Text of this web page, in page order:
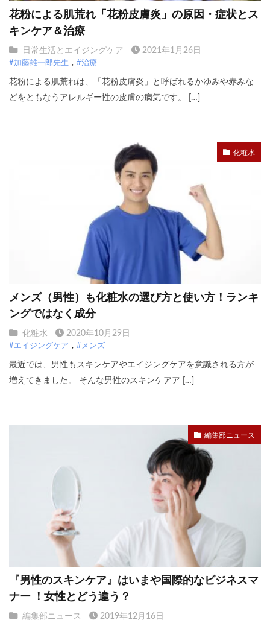
花粉による肌荒れ「花粉皮膚炎」の原因・症状とス
キンケア＆治療
日常生活とエイジングケア 2021年1月26日
#加藤雄一郎先生 #治療
花粉による肌荒れは、「花粉皮膚炎」と呼ばれるかゆみや赤みな
どをともなうアレルギー性の皮膚の病気です。 […]
化粧水
メンズ（男性）も化粧水の選び方と使い方！ランキ
ングではなく成分
化粧水 2020年10月29日
#エイジングケア #メンズ
最近では、男性もスキンケアやエイジングケアを意識される方が
増えてきました。 そんな男性のスキンケアア […]
編集部ニュース
『男性のスキンケア』はいまや国際的なビジネスマ
ナー ！女性とどう違う？
編集部ニュース 2019年12月16日